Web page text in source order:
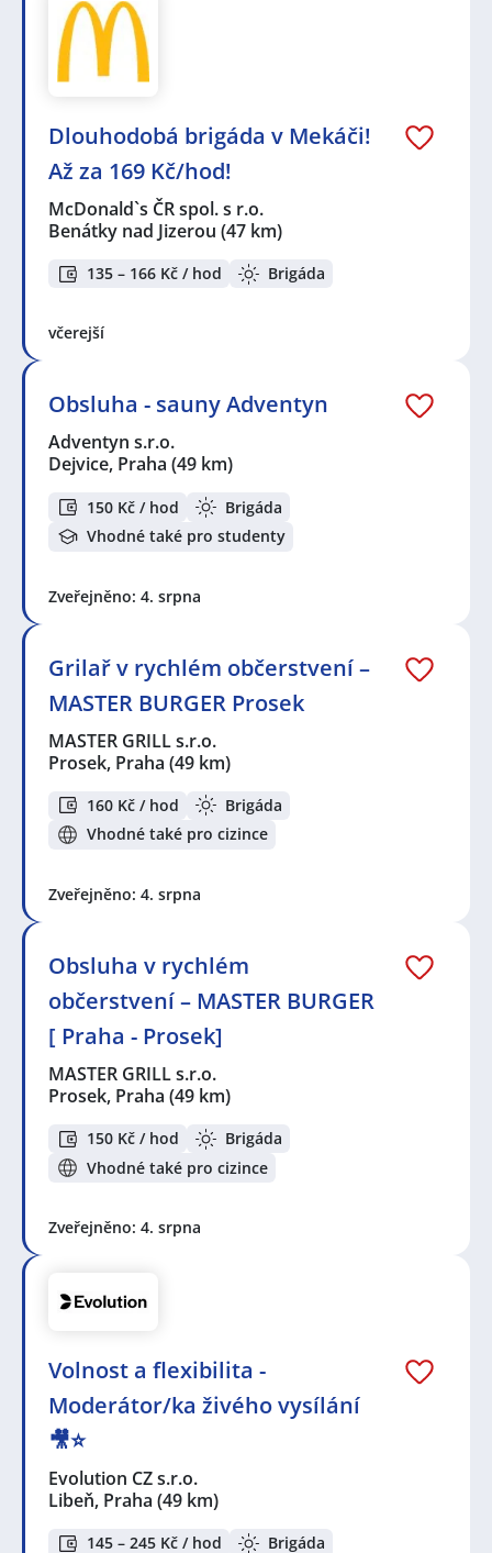
Dlouhodobá brigáda v Mekáči!
Až za 169 Kč/hod!
McDonald`s ČR spol. s r.o.
Benátky nad Jizerou (47 km)
135 – 166 Kč / hod Brigáda
včerejší
Obsluha - sauny Adventyn
Adventyn s.r.o.
Dejvice, Praha (49 km)
150 Kč / hod
Brigáda
Vhodné také pro studenty
Zveřejněno: 4. srpna
Grilař v rychlém občerstvení –
MASTER BURGER Prosek
MASTER GRILL s.r.o.
Prosek, Praha (49 km)
160 Kč / hod
Brigáda
Vhodné také pro cizince
Zveřejněno: 4. srpna
Obsluha v rychlém
občerstvení – MASTER BURGER
[ Praha - Prosek]
MASTER GRILL s.r.o.
Prosek, Praha (49 km)
150 Kč / hod
Brigáda
Vhodné také pro cizince
Zveřejněno: 4. srpna
Volnost a flexibilita -
Moderátor/ka živého vysílání
🎥⭐️
Evolution CZ s.r.o.
Libeň, Praha (49 km)
145 – 245 Kč / hod
Brigáda